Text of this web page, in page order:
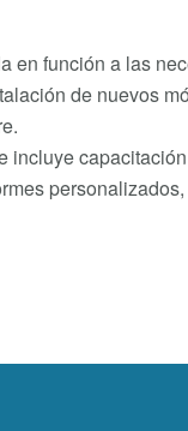
en función a las
de nuevos